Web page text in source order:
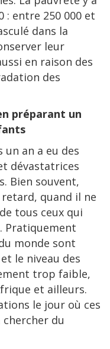
: entre 250 000 et
dans la
leur
en raison des
des
préparant un
un an a eu des
dévastatrices
Bien souvent,
quand il ne
tous ceux qui
Pratiquement
monde sont
le niveau des
trop faible,
et ailleurs.
le jour où ces
du